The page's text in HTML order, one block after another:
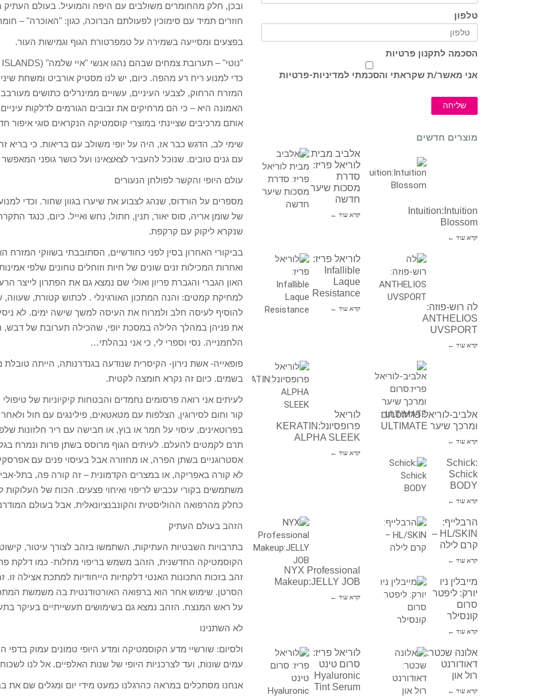
ובכן, חלק מהחומרים משולבים עם היפה והמועיל. בעולם
חוזרים תמיד עם סימוכין לפעולתם הברוכה, כגון: "האוכרה" –
בפצעים ומסייעה בשמירה על טמפרטורת הגוף וגמישות העור.
כדי למנוע ריח רע מהפה. כיום, יש לנו מסטיק אורביט ומשחת
המזרח הרחוק, לצבעי העיניים, עשויים ממינרלים כתושים
האמונה היא – כי הם מרחיקים את זבובים הגורמים לדלקות
אותם מרכיבים שציינתי במוצרי קוסמטיקה הנקראים סוגי איפור
שימי לב, הדגש כבר אז, היה על יופי משולב עם בריאות. כי בריא
עם גנים טובים. שנוכל להעביר לצאצאינו ועל כושר גופני המאפשר
עולם היופי והקשר לפולחן הנעורים
מספרים על הורדוס, שנהג לצבוע את שיערו בגוון שחור. וכדי
של שומן אריה, סוס יאור, תנין, חתול, נחש ואייל. כיום, כנגד
שנקרא ליקוק עם קרקפת.
בביקורי האחרון בסין לפני כחודשיים, הסתובבתי בשווקי המזרח
ואחרות המכילות זנים שונים של חיות וזוחלים טחונים שלפי
האון הגברי והגברת פריון ואולי שם נמצא גם את הפתרון לייצר
למחיקת קמטים: והנה המתכון האורגינלי . לכתוש קטורת,
להוסיף לעיסה חלב ולמרוח את העיסה למשך שישה ימים. לא
את פניהן במהלך הלילה במסכת יופי, שהכילה תערובת של דבש,
הלחמנייה. נסי וספרי לי, כי אני נבהלתי…
פופאייה- אשת נירון- הקיסרית שנודעה בגנדרנותה, הייתה
בשמים. כיום זה נקרא חומצה לקטית.
לעיתים אני רואה פרסומים נחמדים והבטחות קיקיוניות של
קור וחום לסירוגין, הצלפות עם מטאטאים, פילינגים עם חול
בפרוטאינים, עיסוי על חמר או בוץ, או חבישה עם ריר חלזונות
תרם לקמטים להעלם. לעיתים הגוף מרוסס בשתן פרות ונמרח
אסטרוגניים בשתן הפרה, או מחזורה אבל בעיסוי פנים עם
לא קורה באפריקה, או במצרים הקדמונית – זה קורה פה, בתל-
משתמשים בקורי עכביש לריפוי ואיחוי פצעים. הכוח של
כחלק מהרפואה ההוליסטית והקונבנציונאלית. אבל בעולם
הזהב בעולם העתיק
בתרבויות השבטיות העתיקות, השתמשו בזהב לצורך עיטור,
הקוסמטיקה החדשנית, הזהב משמש בריפוי מחלות- כמו דלקת
הסרטן. שימוש אחר הוא ברפואה האורטודנטית בה משמשת
על ראש המנצח. הזהב נמצא גם בשימושים תעשייתיים בעיקר
לא השתנינו
ולסיום: שורשיי מדע הקוסמטיקה ומדע היופי טמונים עמוק
עמים שונות, ועד לצרכניות היופי של שנות האלפיים. אל לנו
אנחנו מסתכלים במראה כהרגלנו כמעט מידי יום ומגלים שם את
טלפון
הסכמה לתקנון פרטיות
אני מאשר/ת שקראתי והסכמתי למדיניות-פרטיות
שליחה
מוצרים חדשים
אלביב מבית
לוריאל פריז:
סדרת
מסכות שיער
חדשה
קרא עוד ←
Intuition:Intuition
Blossom
קרא עוד ←
לוריאל פריז:
Infallible
Laque
Resistance
קרא עוד ←
לה רוש-פוזה:
ANTHELIOS
UVSPORT
קרא עוד ←
לוריאל
פרופסיונל:KERATIN
ALPHA SLEEK
קרא עוד ←
אלביב-לוריאל פריז:סרום
ומרכך שיער ULTIMATE
קרא עוד ←
Schick:
Schick
BODY
קרא עוד ←
NYX Professional
Makeup:JELLY JOB
קרא עוד ←
הרבלייף:
HL/SKIN –
קרם לילה
קרא עוד ←
מייבלין ניו
יורק: ליפטר
סרום
קונסילר
קרא עוד ←
לוריאל פריז:
סרום טינט
Hyaluronic
Tint Serum
אלונה שכטר:
דאודורנט
רול און
קרא עוד ←